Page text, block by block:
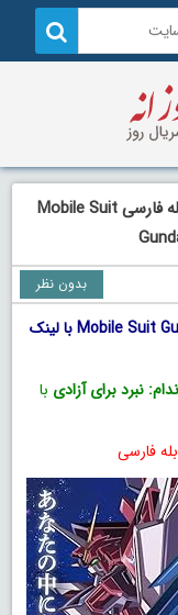
دانلود انیمیشن گاندام: نبرد برای آزادی دوبله فارسی Mobile Suit
بدون نظر
دانلود انیمیشن Mobile Suit Gundam SEED Freedom 2024 با لینک
نبرد برای آزادی با